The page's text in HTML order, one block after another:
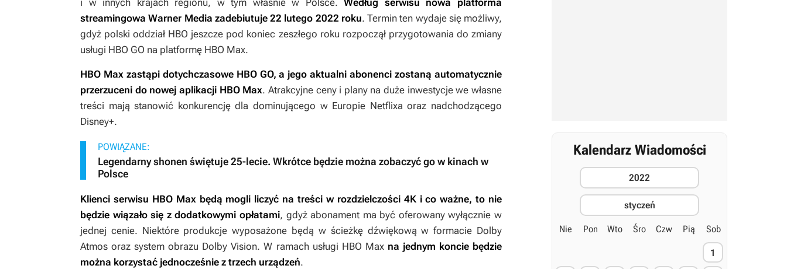
i w innych krajach regionu, w tym właśnie w Polsce.Według serwisu nowa platforma
streamingowa Warner Media zadebiutuje 22 lutego 2022 roku. Termin ten wydaje się możliwy,
gdyż polski oddział HBO jeszcze pod koniec zeszłego roku rozpoczął przygotowania do zmiany
usługi HBO GO na platformę HBO Max.
HBO Max zastąpi dotychczasowe HBO GO, a jego aktualni abonenci zostaną automatycznie
przerzuceni do nowej aplikacji HBO Max. Atrakcyjne ceny i plany na duże inwestycje we własne
treści mają stanowić konkurencję dla dominującego w Europie Netflixa oraz nadchodzącego
Disney+.
POWIĄZANE:
Legendarny shonen świętuje 25-lecie. Wkrótce będzie można zobaczyć go w kinach w
Polsce
Klienci serwisu HBO Max będą mogli liczyć na treści w rozdzielczości 4K i co ważne, to nie
będzie wiązało się z dodatkowymi opłatami, gdyż abonament ma być oferowany wyłącznie w
jednej cenie. Niektóre produkcje wyposażone będą w ścieżkę dźwiękową w formacie Dolby
Atmos oraz system obrazu Dolby Vision. W ramach usługi HBO Max na jednym koncie będzie
można korzystać jednocześnie z trzech urządzeń.
Kalendarz Wiadomości
2022
styczeń
Nie Pon Wto Śro Czw Pią Sob
1